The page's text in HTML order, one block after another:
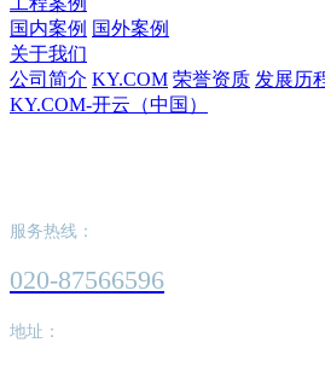
国内案例 国外案例
关于我们
公司简介 KY.COM 荣誉资质 发展历
KY.COM-开云（中国）
服务热线：
020-87566596
地址：